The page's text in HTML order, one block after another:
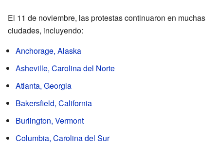
El 11 de noviembre, las protestas continuaron en muchas
ciudades, incluyendo:
Anchorage, Alaska
Asheville, Carolina del Norte
Atlanta, Georgia
Bakersfield, California
Burlington, Vermont
Columbia, Carolina del Sur